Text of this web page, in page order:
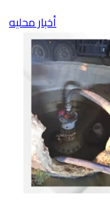
أخبار محليه